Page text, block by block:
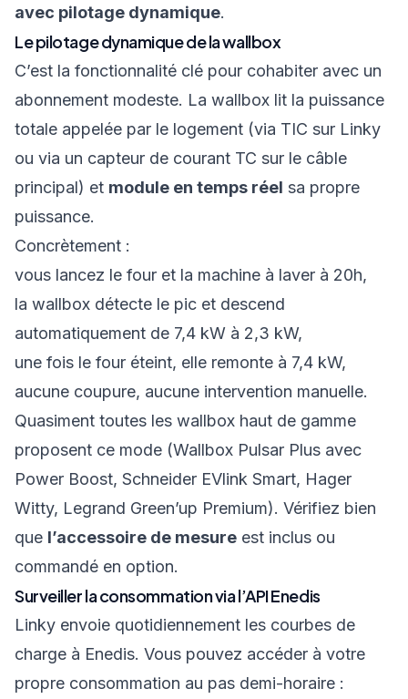
avec pilotage dynamique.
Le pilotage dynamique de la wallbox
C’est la fonctionnalité clé pour cohabiter avec un
abonnement modeste. La wallbox lit la puissance
totale appelée par le logement (via TIC sur Linky
ou via un capteur de courant TC sur le câble
principal) et module en temps réel sa propre
puissance.
Concrètement :
vous lancez le four et la machine à laver à 20h,
la wallbox détecte le pic et descend
automatiquement de 7,4 kW à 2,3 kW,
une fois le four éteint, elle remonte à 7,4 kW,
aucune coupure, aucune intervention manuelle.
Quasiment toutes les wallbox haut de gamme
proposent ce mode (Wallbox Pulsar Plus avec
Power Boost, Schneider EVlink Smart, Hager
Witty, Legrand Green’up Premium). Vérifiez bien
que l’accessoire de mesure est inclus ou
commandé en option.
Surveiller la consommation via l’API Enedis
Linky envoie quotidiennement les courbes de
charge à Enedis. Vous pouvez accéder à votre
propre consommation au pas demi-horaire :